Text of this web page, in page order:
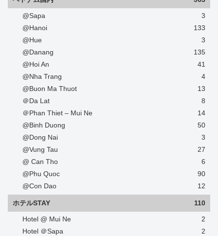
@Sapa
3
@Hanoi
133
@Hue
3
@Danang
135
@Hoi An
41
@Nha Trang
4
@Buon Ma Thuot
13
＠Da Lat
8
＠Phan Thiet – Mui Ne
14
@Binh Duong
50
@Dong Nai
3
@Vung Tau
27
@ Can Tho
6
@Phu Quoc
90
@Con Dao
12
ホテルSTAY 110
Hotel @ Mui Ne
2
Hotel ＠Sapa
2